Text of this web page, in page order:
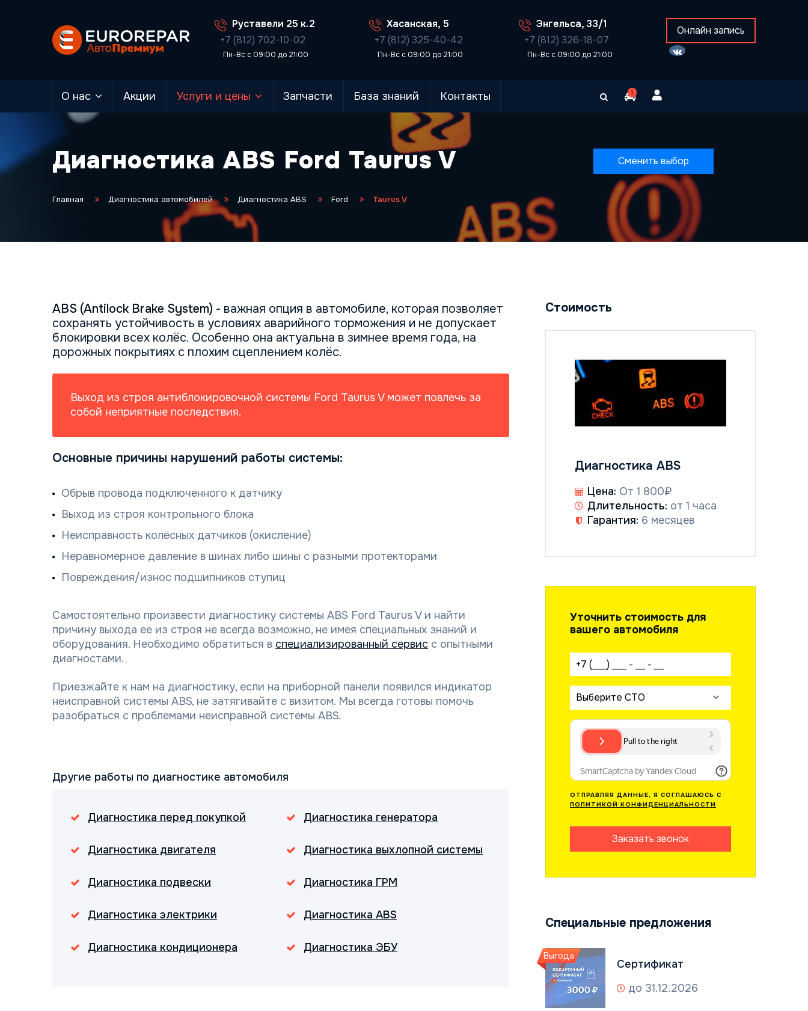
Руставели 25 к.2
+7 (812) 702-10-02
Пн-Вс с 09:00 до 21:00
Хасанская, 5
+7 (812) 325-40-42
Пн-Вс с 09:00 до 21:00
Энгельса, 33/1
+7 (812) 326-18-07
Пн-Вс с 09:00 до 21:00
Онлайн запись
О нас Акции Услуги и цены Запчасти База знаний Контакты 1
Диагностика ABS Ford Taurus V Сменить выбор
Главная Диагностика автомобилей Диагностика ABS Ford Taurus V
ABS (Antilock Brake System) - важная опция в автомобиле, которая позволяет
сохранять устойчивость в условиях аварийного торможения и не допускает
блокировки всех колёс. Особенно она актуальна в зимнее время года, на
дорожных покрытиях с плохим сцеплением колёс.
Выход из строя антиблокировочной системы Ford Taurus V может повлечь за
собой неприятные последствия.
Основные причины нарушений работы системы:
Обрыв провода подключенного к датчику
Выход из строя контрольного блока
Неисправность колёсных датчиков (окисление)
Неравномерное давление в шинах либо шины с разными протекторами
Повреждения/износ подшипников ступиц
Самостоятельно произвести диагностику системы ABS Ford Taurus V и найти
причину выхода ее из строя не всегда возможно, не имея специальных знаний и
оборудования. Необходимо обратиться в специализированный сервис с опытными
диагностами.
Приезжайте к нам на диагностику, если на приборной панели появился индикатор
неисправной системы ABS, не затягивайте с визитом. Мы всегда готовы помочь
разобраться с проблемами неисправной системы ABS.
Другие работы по диагностике автомобиля
Диагностика перед покупкой
Диагностика двигателя
Диагностика подвески
Диагностика электрики
Диагностика кондиционера
Диагностика генератора
Диагностика выхлопной системы
Диагностика ГРМ
Диагностика ABS
Диагностика ЭБУ
Стоимость
Диагностика ABS
Цена: От 1 800₽
Длительность: от 1 часа
Гарантия: 6 месяцев
Уточнить стоимость для
вашего автомобиля
Ваш телефон:
Выберите СТО
ОТПРАВЛЯЯ ДАННЫЕ, Я СОГЛАШАЮСЬ С
ПОЛИТИКОЙ КОНФИДЕНЦИАЛЬНОСТИ
Заказать звонок
Специальные предложения
Выгода
Сертификат
до 31.12.2026